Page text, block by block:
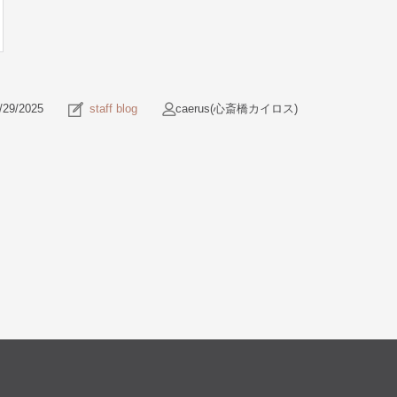
29/2025 staff blog caerus(心斎橋カイロス)